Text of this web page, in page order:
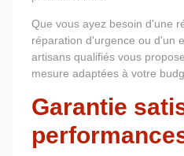
Que vous ayez besoin d'une
réparation d'urgence ou d'un
artisans qualifiés vous
mesure adaptées à votre
Garantie